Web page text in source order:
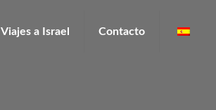
Viajes a Israel Contacto